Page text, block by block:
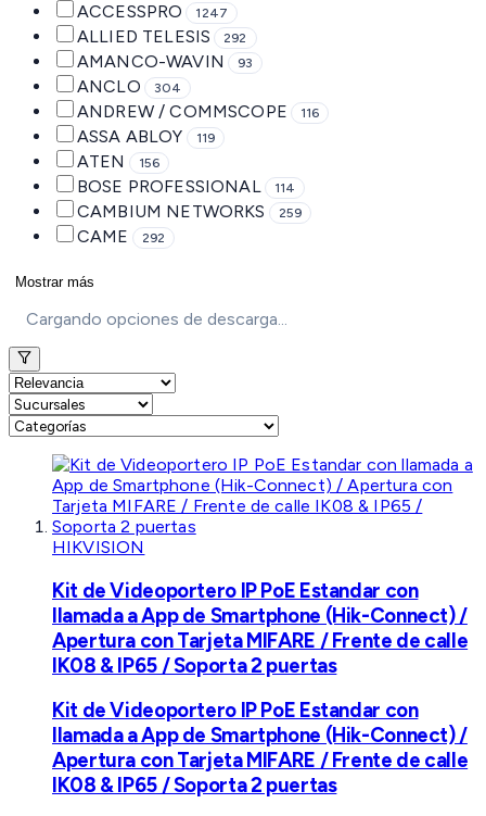
ACCESSPRO 1247
ALLIED TELESIS 292
AMANCO-WAVIN 93
ANCLO 304
ANDREW / COMMSCOPE 116
ASSA ABLOY 119
ATEN 156
BOSE PROFESSIONAL 114
CAMBIUM NETWORKS 259
CAME 292
Mostrar más
Cargando opciones de descarga...
HIKVISION
Kit de Videoportero IP PoE Estandar con
llamada a App de Smartphone (Hik-Connect) /
Apertura con Tarjeta MIFARE / Frente de calle
IK08 & IP65 / Soporta 2 puertas
Kit de Videoportero IP PoE Estandar con
llamada a App de Smartphone (Hik-Connect) /
Apertura con Tarjeta MIFARE / Frente de calle
IK08 & IP65 / Soporta 2 puertas